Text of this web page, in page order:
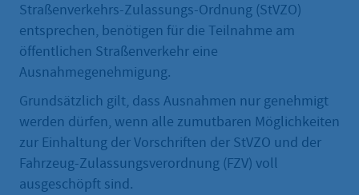
Straßenverkehrs-Zulassungs-Ordnung (StVZO)
entsprechen, benötigen für die Teilnahme am
öffentlichen Straßenverkehr eine
Ausnahmegenehmigung.
Grundsätzlich gilt, dass Ausnahmen nur genehmigt
werden dürfen, wenn alle zumutbaren Möglichkeiten
zur Einhaltung der Vorschriften der StVZO und der
Fahrzeug-Zulassungsverordnung (FZV) voll
ausgeschöpft sind.